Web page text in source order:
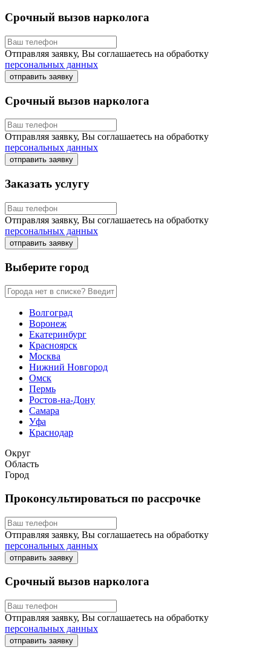
Срочный вызов нарколога
Отправляя заявку, Вы соглашаетесь на обработку
персональных данных
отправить заявку
Срочный вызов нарколога
Отправляя заявку, Вы соглашаетесь на обработку
персональных данных
отправить заявку
Заказать услугу
Отправляя заявку, Вы соглашаетесь на обработку
персональных данных
отправить заявку
Выберите город
Волгоград
Воронеж
Екатеринбург
Красноярск
Москва
Нижний Новгород
Омск
Пермь
Ростов-на-Дону
Самара
Уфа
Краснодар
Округ
Область
Город
Проконсультироваться по рассрочке
Отправляя заявку, Вы соглашаетесь на обработку
персональных данных
отправить заявку
Срочный вызов нарколога
Отправляя заявку, Вы соглашаетесь на обработку
персональных данных
отправить заявку